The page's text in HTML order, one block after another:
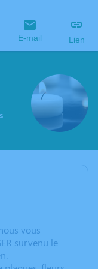
E-mail Lien
vous
survenu le